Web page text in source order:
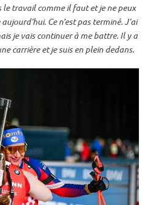
le travail comme il faut et je ne peux
Ce n’est pas terminé. J’ai
je vais continuer à me battre. Il y a
carrière et je suis en plein dedans.